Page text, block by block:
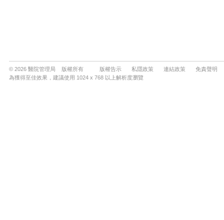
© 2026 醫院管理局 版權所有 版權告示 私隱政策 連結政策
免責聲明
為獲得至佳效果，建議使用 1024 x 768 以上解析度瀏覽